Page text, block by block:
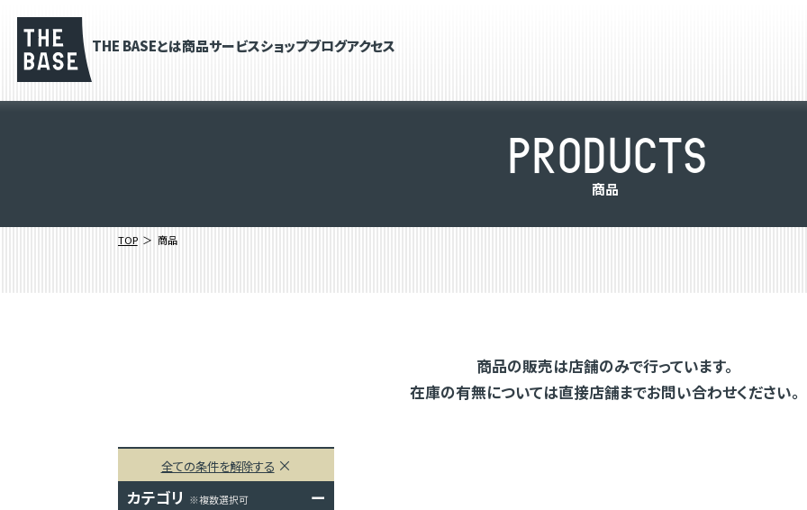
THE BASEとは商品サービスショップブログアクセス
PRODUCTS
商品
TOP 商品
商品の販売は店舗のみで行っています。
在庫の有無については直接店舗までお問い合わせください。
全ての条件を解除する
カテゴリ ※複数選択可 ー